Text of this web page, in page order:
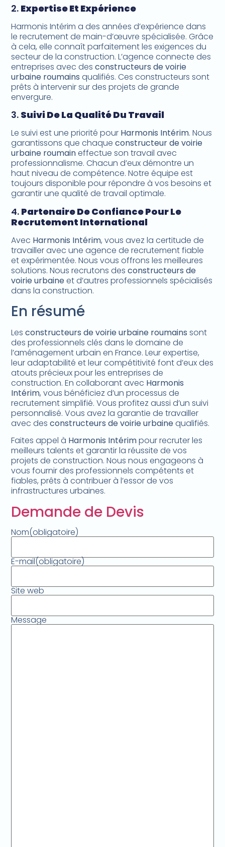
2. Expertise Et Expérience
Harmonis Intérim a des années d’expérience dans
le recrutement de main-d’œuvre spécialisée. Grâce
à cela, elle connaît parfaitement les exigences du
secteur de la construction. L’agence connecte des
entreprises avec desconstructeurs de voirie
urbaine roumains qualifiés. Ces constructeurs sont
prêts à intervenir sur des projets de grande
envergure.
3. Suivi De La Qualité Du Travail
Le suivi est une priorité pour Harmonis Intérim. Nous
garantissons que chaqueconstructeur de voirie
urbaine roumaineffectue son travail avec
professionnalisme. Chacun d’eux démontre un
haut niveau de compétence. Notre équipe est
toujours disponible pour répondre à vos besoins et
garantir une qualité de travail optimale.
4. Partenaire De Confiance Pour Le
Recrutement International
Avec Harmonis Intérim, vous avez la certitude de
travailler avec une agence de recrutement fiable
et expérimentée. Nous vous offrons les meilleures
solutions. Nous recrutons desconstructeurs de
voirie urbaineet d’autres professionnels spécialisés
dans la construction.
En résumé
Lesconstructeurs de voirie urbaine roumains sont
des professionnels clés dans le domaine de
l’aménagement urbain en France. Leur expertise,
leur adaptabilité et leur compétitivité font d’eux des
atouts précieux pour les entreprises de
construction. En collaborant avec Harmonis
Intérim, vous bénéficiez d’un processus de
recrutement simplifié. Vous profitez aussi d’un suivi
personnalisé. Vous avez la garantie de travailler
avec desconstructeurs de voirie urbainequalifiés.
Faites appel à Harmonis Intérimpour recruter les
meilleurs talents et garantir la réussite de vos
projets de construction. Nous nous engageons à
vous fournir des professionnels compétents et
fiables, prêts à contribuer à l’essor de vos
infrastructures urbaines.
Demande de Devis
Nom(obligatoire)
E-mail(obligatoire)
Site web
Message